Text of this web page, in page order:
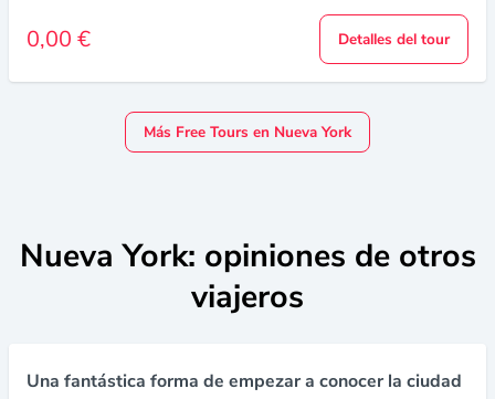
0,00 € Detalles del tour
Más Free Tours en Nueva York
Nueva York: opiniones de otros
viajeros
Una fantástica forma de empezar a conocer la ciudad